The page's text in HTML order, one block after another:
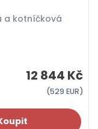
a kotníčková
12 844 Kč
(529 EUR)